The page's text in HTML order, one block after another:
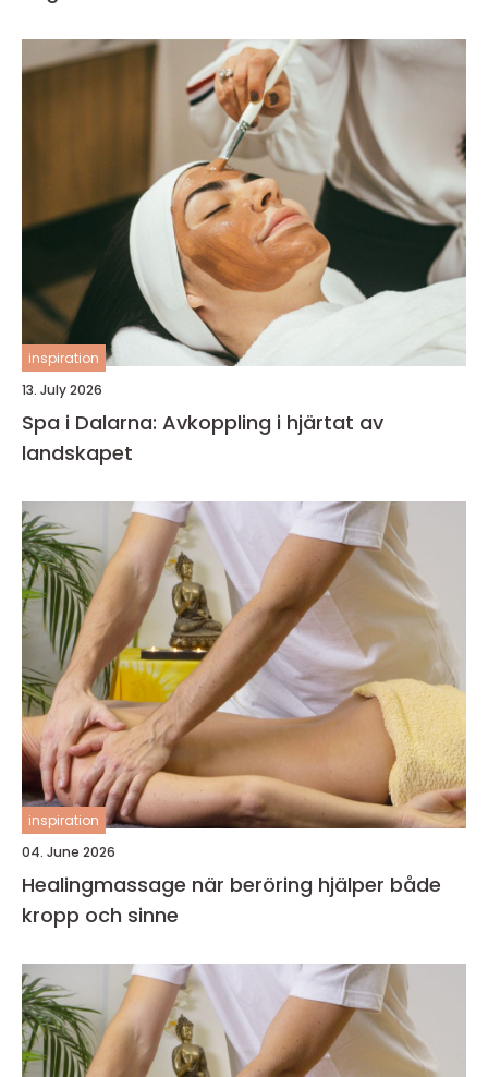
inspiration
13. July 2026
Spa i Dalarna: Avkoppling i hjärtat av
landskapet
inspiration
04. June 2026
Healingmassage när beröring hjälper både
kropp och sinne